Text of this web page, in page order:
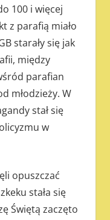
100 i więcej
z parafią miało
starały się jak
między
parafian
młodzieży. W
stał się
w
opuszczać
stała się
Świętą zaczęto